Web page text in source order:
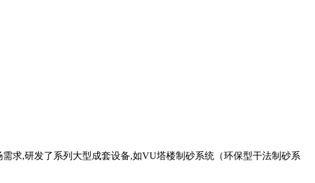
求,研发了系列大型成套设备,如VU塔楼制砂系统（环保型干法制砂系